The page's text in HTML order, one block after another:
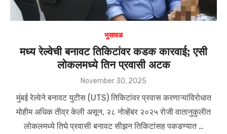
भुसावळ
मध्य रेल्वेची बनावट तिकिटांवर कडक कारवाई; एसी
लोकलमध्ये तिन प्रवासी अटक
Posted
November 30, 2025
मुंबई रेल्वेने बनावट युटीस (UTS) तिकिटांवर प्रवास करणाऱ्यांविरोधात
मोहीम अधिक तीव्र केली असून, २८ नोव्हेंबर २०२५ रोजी वातानुकुलीत
लोकलमध्ये तिघे प्रवासी बनावट सीझन तिकिटांसह पकडण्यात …